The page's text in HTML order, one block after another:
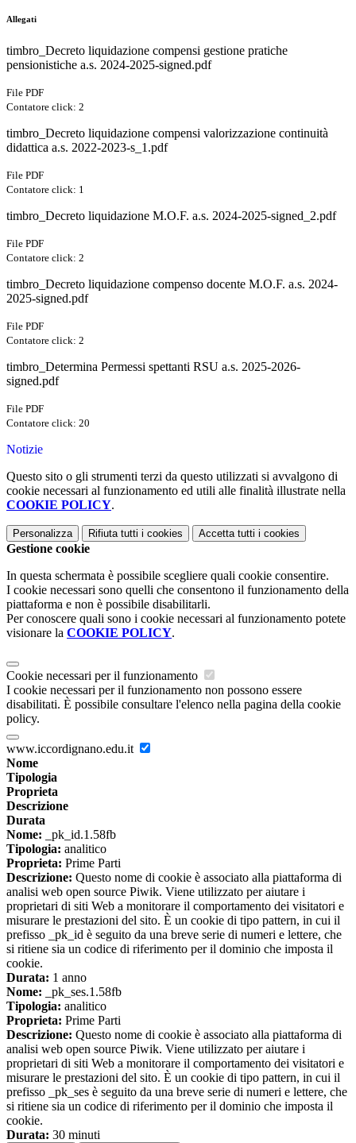
Allegati
timbro_Decreto liquidazione compensi gestione pratiche
pensionistiche a.s. 2024-2025-signed.pdf
File PDF
Contatore click: 2
timbro_Decreto liquidazione compensi valorizzazione continuità
didattica a.s. 2022-2023-s_1.pdf
File PDF
Contatore click: 1
timbro_Decreto liquidazione M.O.F. a.s. 2024-2025-signed_2.pdf
File PDF
Contatore click: 2
timbro_Decreto liquidazione compenso docente M.O.F. a.s. 2024-
2025-signed.pdf
File PDF
Contatore click: 2
timbro_Determina Permessi spettanti RSU a.s. 2025-2026-
signed.pdf
File PDF
Contatore click: 20
Notizie
Questo sito o gli strumenti terzi da questo utilizzati si avvalgono di
cookie necessari al funzionamento ed utili alle finalità illustrate nella
COOKIE POLICY.
Personalizza Rifiuta tutti i cookies Accetta tutti i cookies
Gestione cookie
In questa schermata è possibile scegliere quali cookie consentire.
I cookie necessari sono quelli che consentono il funzionamento della
piattaforma e non è possibile disabilitarli.
Per conoscere quali sono i cookie necessari al funzionamento potete
visionare la COOKIE POLICY.
Cookie necessari per il funzionamento
I cookie necessari per il funzionamento non possono essere
disabilitati. È possibile consultare l'elenco nella pagina della cookie
policy.
www.iccordignano.edu.it
Nome
Tipologia
Proprieta
Descrizione
Durata
Nome: _pk_id.1.58fb
Tipologia: analitico
Proprieta: Prime Parti
Descrizione: Questo nome di cookie è associato alla piattaforma di
analisi web open source Piwik. Viene utilizzato per aiutare i
proprietari di siti Web a monitorare il comportamento dei visitatori e
misurare le prestazioni del sito. È un cookie di tipo pattern, in cui il
prefisso _pk_id è seguito da una breve serie di numeri e lettere, che
si ritiene sia un codice di riferimento per il dominio che imposta il
cookie.
Durata: 1 anno
Nome: _pk_ses.1.58fb
Tipologia: analitico
Proprieta: Prime Parti
Descrizione: Questo nome di cookie è associato alla piattaforma di
analisi web open source Piwik. Viene utilizzato per aiutare i
proprietari di siti Web a monitorare il comportamento dei visitatori e
misurare le prestazioni del sito. È un cookie di tipo pattern, in cui il
prefisso _pk_ses è seguito da una breve serie di numeri e lettere, che
si ritiene sia un codice di riferimento per il dominio che imposta il
cookie.
Durata: 30 minuti